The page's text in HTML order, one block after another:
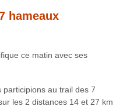
hameaux
ce matin avec ses
participions au trail des 7
les 2 distances 14 et 27 km